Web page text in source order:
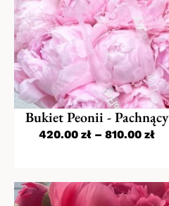
Bukiet Peonii - Pachnący
420.00 zł – 810.00 zł